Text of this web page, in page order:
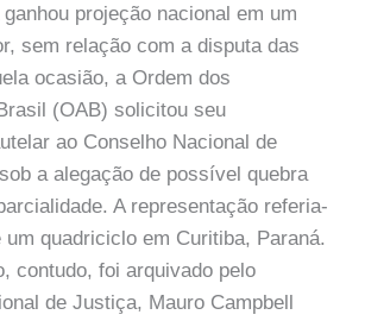
projeção nacional em um
sem relação com a disputa das
ocasião, a Ordem dos
(OAB) solicitou seu
ao Conselho Nacional de
a alegação de possível quebra
A representação referia-
quadriciclo em Curitiba, Paraná.
contudo, foi arquivado pelo
de Justiça, Mauro Campbell